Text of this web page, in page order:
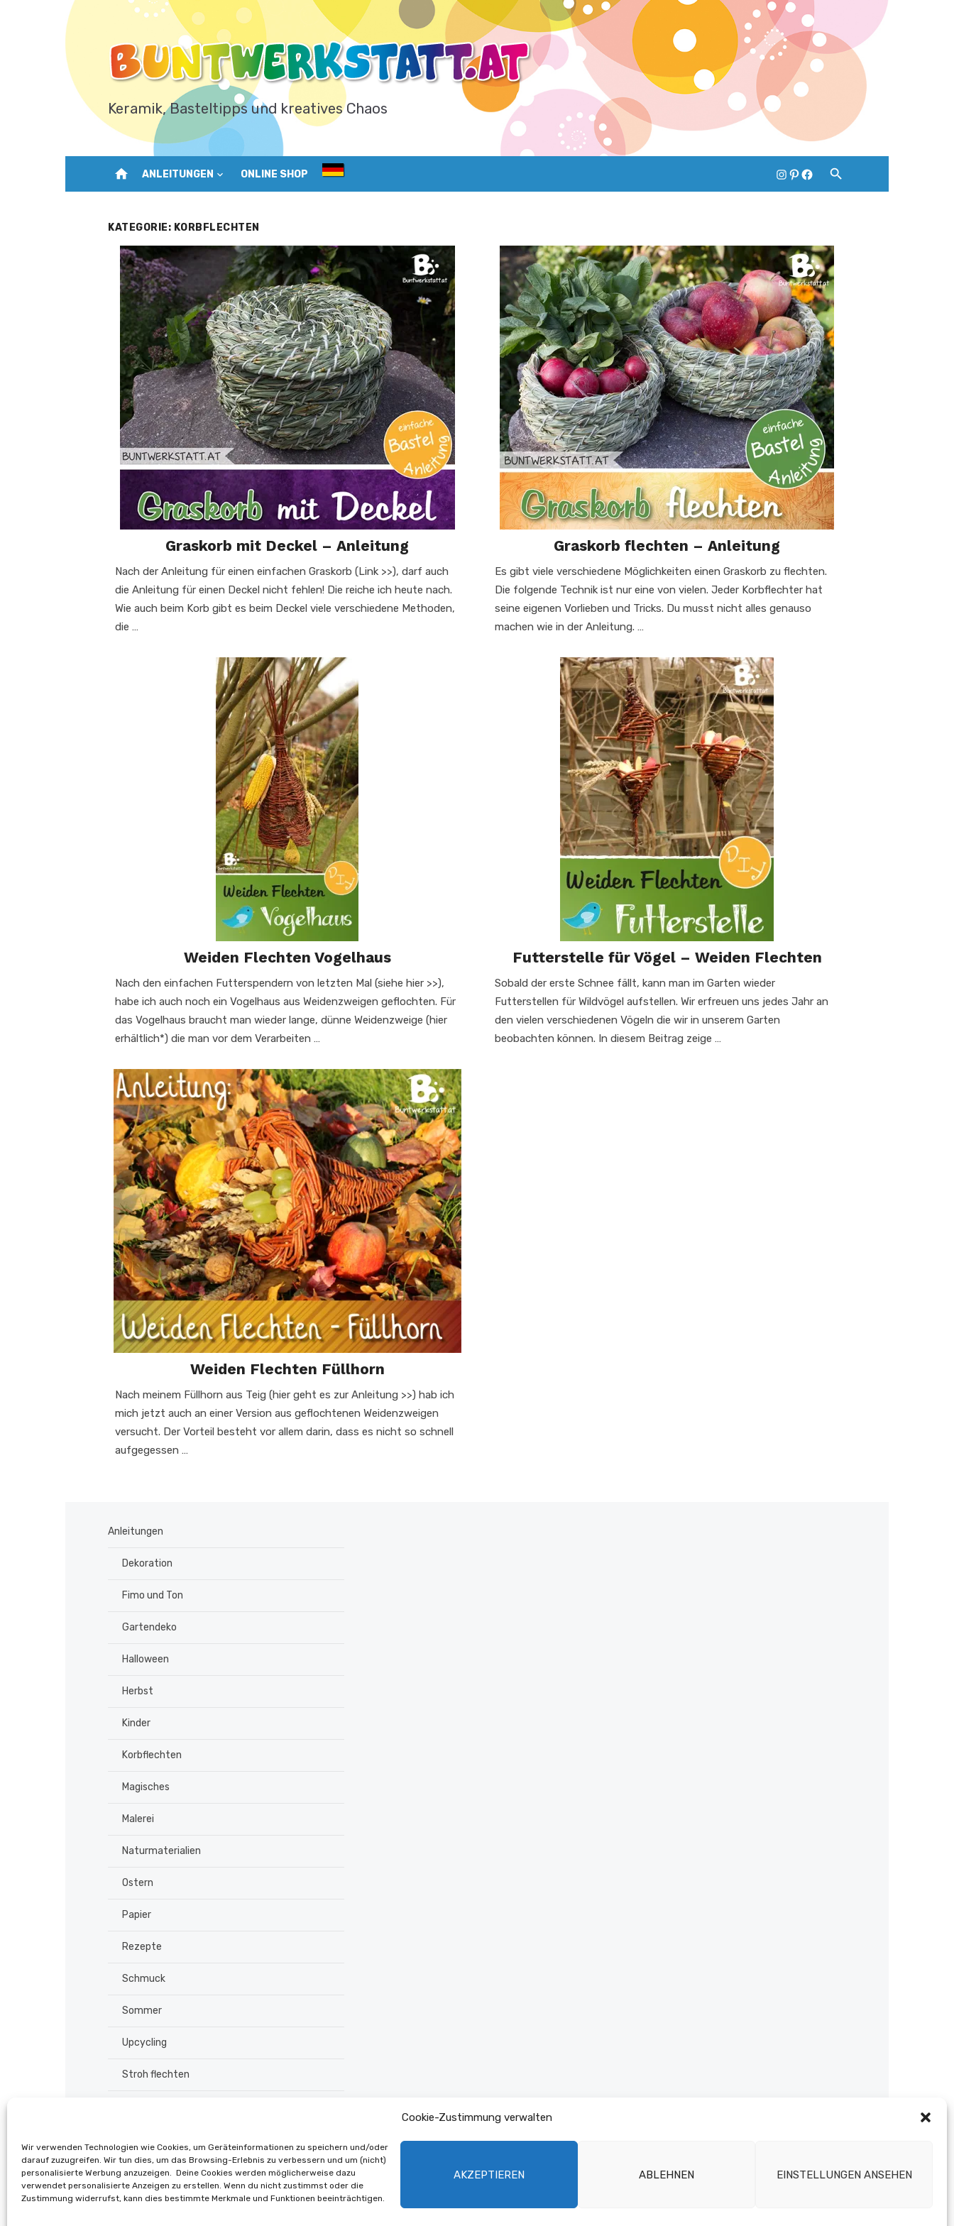
Cookie-Zustimmung verwalten
Wir verwenden Technologien wie Cookies, um Geräteinformationen zu speichern und/oder
darauf zuzugreifen. Wir tun dies, um das Browsing-Erlebnis zu verbessern und um (nicht)
personalisierte Werbung anzuzeigen. Deine Cookies werden möglicherweise dazu
verwendet personalisierte Anzeigen zu erstellen. Wenn du nicht zustimmst oder die
Zustimmung widerrufst, kann dies bestimmte Merkmale und Funktionen beeinträchtigen.
AKZEPTIEREN ABLEHNEN EINSTELLUNGEN ANSEHEN
Keramik, Basteltipps und kreatives Chaos
home ANLEITUNGEN ONLINE SHOP Instagram
pinterest
Facebook
KATEGORIE: KORBFLECHTEN
Graskorb mit Deckel – Anleitung
Nach der Anleitung für einen einfachen Graskorb (Link >>), darf auch
die Anleitung für einen Deckel nicht fehlen! Die reiche ich heute nach.
Wie auch beim Korb gibt es beim Deckel viele verschiedene Methoden,
die …
Graskorb flechten – Anleitung
Es gibt viele verschiedene Möglichkeiten einen Graskorb zu flechten.
Die folgende Technik ist nur eine von vielen. Jeder Korbflechter hat
seine eigenen Vorlieben und Tricks. Du musst nicht alles genauso
machen wie in der Anleitung. …
Weiden Flechten Vogelhaus
Nach den einfachen Futterspendern von letzten Mal (siehe hier >>),
habe ich auch noch ein Vogelhaus aus Weidenzweigen geflochten. Für
das Vogelhaus braucht man wieder lange, dünne Weidenzweige (hier
erhältlich*) die man vor dem Verarbeiten …
Futterstelle für Vögel – Weiden Flechten
Sobald der erste Schnee fällt, kann man im Garten wieder
Futterstellen für Wildvögel aufstellen. Wir erfreuen uns jedes Jahr an
den vielen verschiedenen Vögeln die wir in unserem Garten
beobachten können. In diesem Beitrag zeige …
Weiden Flechten Füllhorn
Nach meinem Füllhorn aus Teig (hier geht es zur Anleitung >>) hab ich
mich jetzt auch an einer Version aus geflochtenen Weidenzweigen
versucht. Der Vorteil besteht vor allem darin, dass es nicht so schnell
aufgegessen …
Anleitungen
Dekoration
Fimo und Ton
Gartendeko
Halloween
Herbst
Kinder
Korbflechten
Magisches
Malerei
Naturmaterialien
Ostern
Papier
Rezepte
Schmuck
Sommer
Upcycling
Stroh flechten
Online Shop